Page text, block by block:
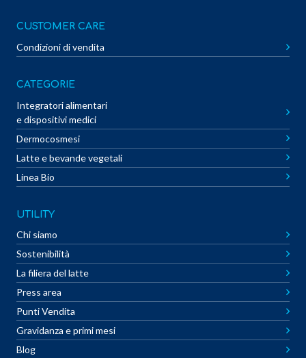
CUSTOMER CARE
Condizioni di vendita
CATEGORIE
Integratori alimentari
e dispositivi medici
Dermocosmesi
Latte e bevande vegetali
Linea Bio
UTILITY
Chi siamo
Sostenibilità
La filiera del latte
Press area
Punti Vendita
Gravidanza e primi mesi
Blog